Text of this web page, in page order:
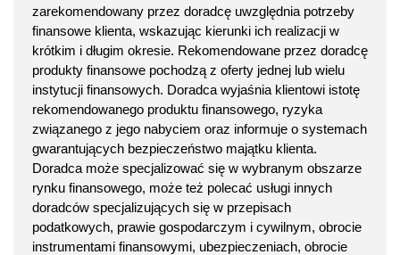
zarekomendowany przez doradcę uwzględnia potrzeby
finansowe klienta, wskazując kierunki ich realizacji w
krótkim i długim okresie. Rekomendowane przez doradcę
produkty finansowe pochodzą z oferty jednej lub wielu
instytucji finansowych. Doradca wyjaśnia klientowi istotę
rekomendowanego produktu finansowego, ryzyka
związanego z jego nabyciem oraz informuje o systemach
gwarantujących bezpieczeństwo majątku klienta.
Doradca może specjalizować się w wybranym obszarze
rynku finansowego, może też polecać usługi innych
doradców specjalizujących się w przepisach
podatkowych, prawie gospodarczym i cywilnym, obrocie
instrumentami finansowymi, ubezpieczeniach, obrocie